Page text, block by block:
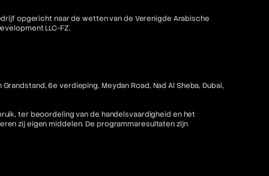
opgericht naar de wetten van de Verenigde Arabische
LLC-FZ.
6e verdieping, Meydan Road, Nad Al Sheba, Dubai,
ter beoordeling van de handelsvaardigheid en het
zij eigen middelen. De programmaresultaten zijn